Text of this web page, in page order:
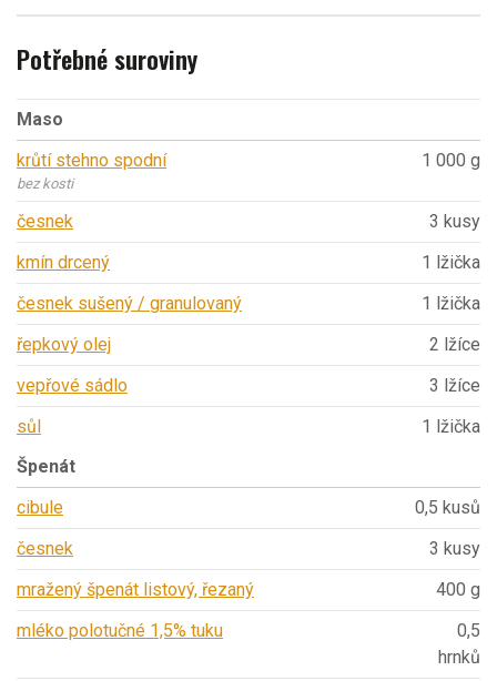
Potřebné suroviny
Maso
krůtí stehno spodní
bez kosti
1 000 g
česnek
3 kusy
kmín drcený
1 lžička
česnek sušený / granulovaný
1 lžička
řepkový olej
2 lžíce
vepřové sádlo
3 lžíce
sůl
1 lžička
Špenát
cibule
0,5 kusů
česnek
3 kusy
mražený špenát listový, řezaný
400 g
mléko polotučné 1,5% tuku
0,5
hrnků